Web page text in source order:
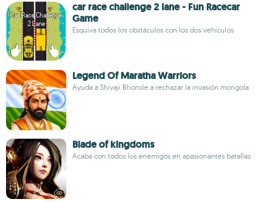
car race challenge 2 lane - Fun Racecar
Game
Esquiva todos los obstáculos con los dos vehículos
Legend Of Maratha Warriors
Ayuda a Shivaji Bhonsle a rechazar la invasión mongola
Blade of kingdoms
Acaba con todos los enemigos en apasionantes batallas